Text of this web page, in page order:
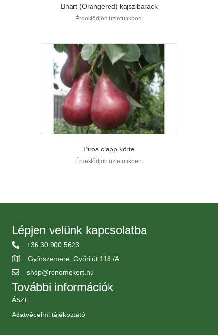
Bhart (Orangered) kajszibarack
Érdeklődjön üzletünkben.
Piros clapp körte
Érdeklődjön üzletünkben.
Lépjen velünk kapcsolatba
+36 30 900 5623
Győrszemere, Győri út 118./A
shop@renomekert.hu
További információk
ÁSZF
Adatvédelmi tájékoztató